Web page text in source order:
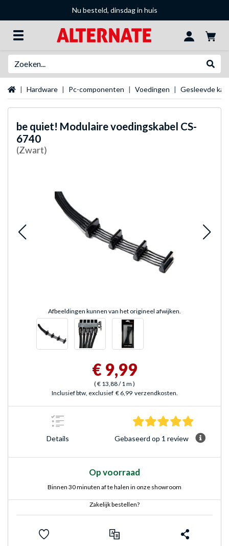
Nu besteld, dinsdag in huis
Startpagina
Hardware Pc-componenten Voedingen Gesleevde
be quiet! Modulaire voedingskabel CS-
6740
(Zwart)
Afbeeldingen kunnen van het origineel afwijken.
€ 9,99
(€ 13,88/ 1 m )
Inclusief btw, exclusief € 6,99 verzendkosten.
Details Gebaseerd op 1 review
Op voorraad
Binnen 30 minuten af te halen in onze showroom
Zakelijk bestellen?